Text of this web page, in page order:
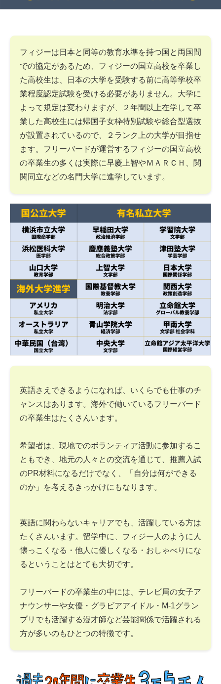
フィジーは日本と同等の教育水準を持つ国と両国間
での協定があるため、フィジーの国立高校を卒業し
た高校生は、日本の大学を受験する前に高等学校卒
業程度認定試験を受ける必要がありません。大学に
よって規定は変わりますが、２年間以上在学して卒
業した高校生には帰国子女枠特別試験や総合型選抜
が設置されているので、２ランク上の大学が目指せ
ます。フリーバードが運営するフィジーの国立高校
の卒業生の多くは実際に早慶上智やＭＡＲＣＨ、関
関同立などの名門大学に進学しています。
英語さえできるようになれば、いくらでも仕事のチ
ャンスはあります。海外で働いているフリーバード
の卒業生はたくさんいます。
希望者は、現地でのボランティア活動に参加するこ
ともでき、地元の人々との交流を通じて、推薦入試
のPR材料になるだけでなく、「自分は何ができる
のか」を考えるきっかけにもなります。
英語に関わらないキャリアでも、活躍している方は
たくさんいます。留学中に、フィジー人のように人
懐っこくなる・他人に優しくなる・おしゃべりにな
るということはとても大切です。
フリーバードの卒業生の中には、テレビ局の女子ア
ナウンサーや女優・グラビアアイドル・M-1グラン
プリでも活躍する漫才師など芸能関係で活躍される
方が多いのもひとつの特徴です。